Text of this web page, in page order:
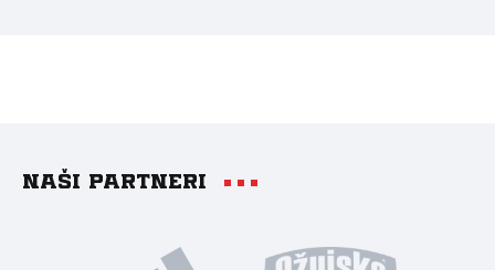
Naši partneri